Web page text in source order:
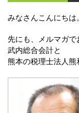
みなさんこんにちは
先にも、メルマガ
武内総合会計と
熊本の税理士法人熊